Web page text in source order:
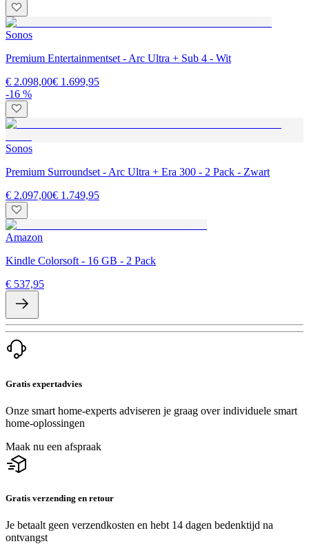
Sonos
Premium Entertainmentset - Arc Ultra + Sub 4 - Wit
€ 2.098,00€ 1.699,95
-16 %
Sonos
Premium Surroundset - Arc Ultra + Era 300 - 2 Pack - Zwart
€ 2.097,00€ 1.749,95
Amazon
Kindle Colorsoft - 16 GB - 2 Pack
€ 537,95
Gratis expertadvies
Onze smart home-experts adviseren je graag over individuele smart
home-oplossingen
Maak nu een afspraak
Gratis verzending en retour
Je betaalt geen verzendkosten en hebt 14 dagen bedenktijd na
ontvangst